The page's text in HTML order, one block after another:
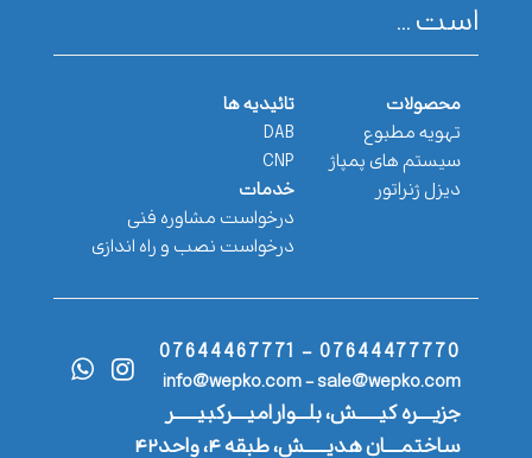
است ...
محصولات
تهویه مطبوع
سیستم های پمپاژ
دیزل ژنراتور
تائیدیه ها
DAB
CNP
خدمات
درخواست مشاوره فنی
درخواست نصب و راه اندازی
07644477770 - 07644467771
info@wepko.com - sale@wepko.com
جزیــــره کیــــــش، بلـــوار امیــــرکبیــــــر
ساختمــــان هدیــــــش، طبقه ۴، واحد۴۲